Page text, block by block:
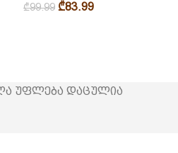
₾99.99 ₾83.99
უფლება დაცულია